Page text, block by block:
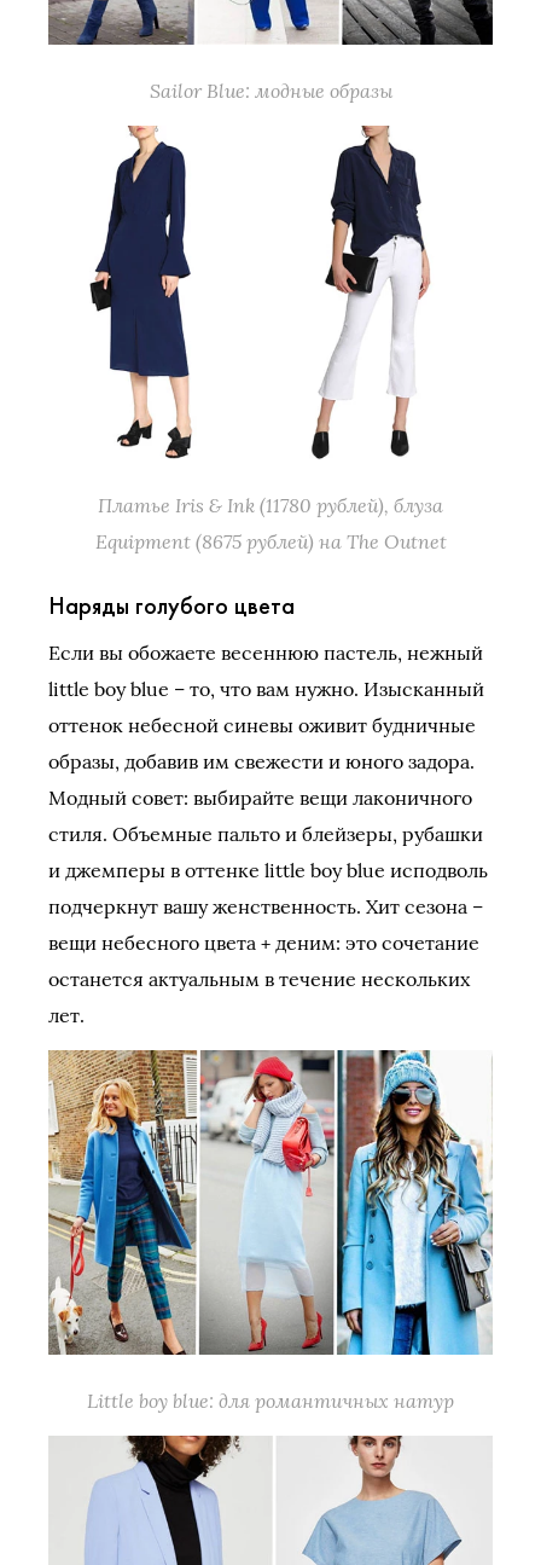
Sailor Blue: модные образы
Платье Iris & Ink (11780 рублей), блуза
Equipment (8675 рублей) на The Outnet
Наряды голубого цвета
Если вы обожаете весеннюю пастель, нежный
little boy blue – то, что вам нужно. Изысканный
оттенок небесной синевы оживит будничные
образы, добавив им свежести и юного задора.
Модный совет: выбирайте вещи лаконичного
стиля. Объемные пальто и блейзеры, рубашки
и джемперы в оттенке little boy blue исподволь
подчеркнут вашу женственность. Хит сезона –
вещи небесного цвета + деним: это сочетание
останется актуальным в течение нескольких
лет.
Little boy blue: для романтичных натур